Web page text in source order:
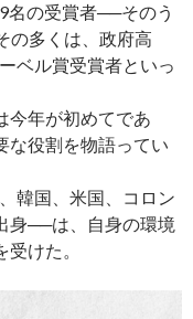
の受賞者──そのう
の多くは、政府高
ベル賞受賞者といっ
今年が初めてであ
な役割を物語ってい
韓国、米国、コロン
身──は、自身の環境
けた。